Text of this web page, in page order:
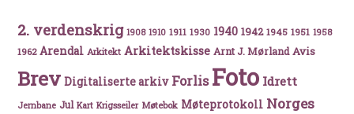
2. verdenskrig 1908 1910 1911 1930 1940 1942 1945 1951 1958
1962 Arendal Arkitekt Arkitektskisse Arnt J. Mørland Avis
Brev Digitaliserte arkiv Forlis Foto Idrett
Jernbane Jul Kart Krigsseiler Møtebok Møteprotokoll Norges